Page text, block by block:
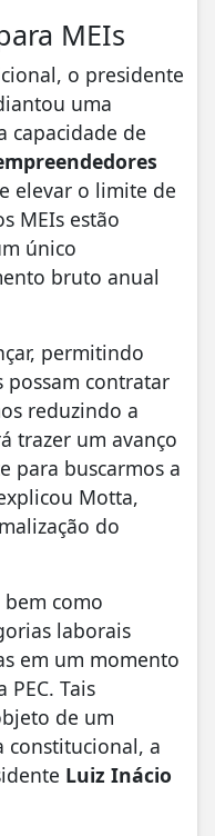
MEIs
o presidente
uma
capacidade de
elevar o limite de
MEIs estão
único
bruto anual
permitindo
possam contratar
reduzindo a
trazer um avanço
para buscarmos a
Motta,
do
bem como
laborais
em um momento
Tais
de um
constitucional, a
Luiz Inácio